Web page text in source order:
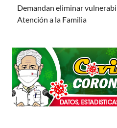
Demandan eliminar
Atención a la Familia